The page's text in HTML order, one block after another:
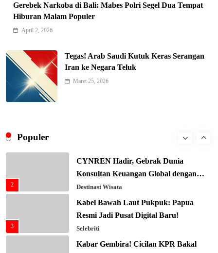
Populer
6
Negara G20 di Awal 2026
Editorial
7
Belajar
8
Xenco Medical Raih Penghargaan
2
CYNREN Hadir, Gebrak Dunia
Konsultan Keuangan Global dengan
Sentuhan AI
Destinasi Wisata
3
Kabel Bawah Laut Pukpuk: Papua
Resmi Jadi Pusat Digital Baru!
Selebriti
Kabar Gembira! Cicilan KPR Bakal
Gerebek Narkoba di Bali: Mabes Polri Segel Dua Tempat
Hiburan Malam Populer
April 2, 2026
Tegas! Arab Saudi Kutuk Keras Serangan
Iran ke Negara Teluk
Maret 25, 2026